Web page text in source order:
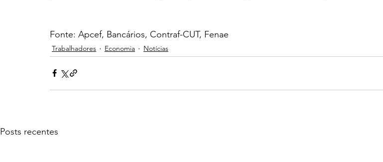
Fonte: Apcef, Bancários, Contraf-CUT, Fenae
Trabalhadores Economia Notícias
Posts recentes